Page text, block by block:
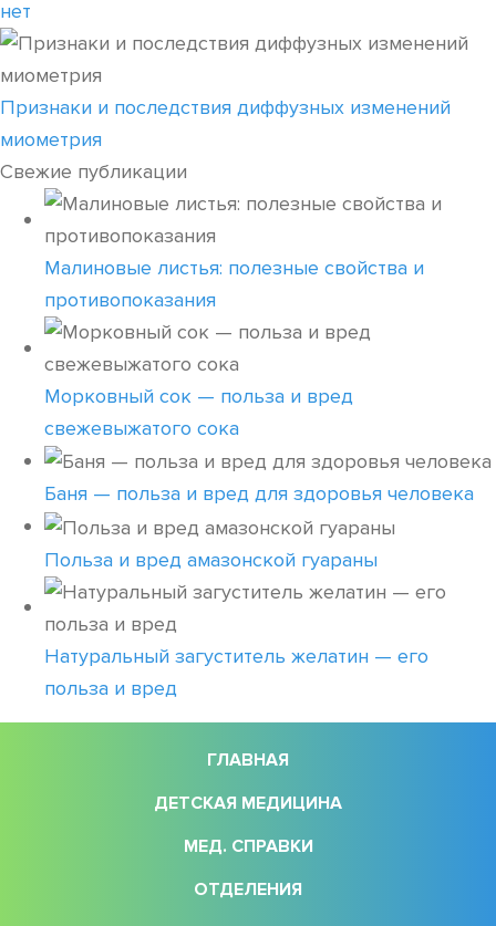
нет
Признаки и последствия диффузных изменений
миометрия
Свежие публикации
Малиновые листья: полезные свойства и
противопоказания
Морковный сок — польза и вред
свежевыжатого сока
Баня — польза и вред для здоровья человека
Польза и вред амазонской гуараны
Натуральный загуститель желатин — его
польза и вред
ГЛАВНАЯ
ДЕТСКАЯ МЕДИЦИНА
МЕД. СПРАВКИ
ОТДЕЛЕНИЯ